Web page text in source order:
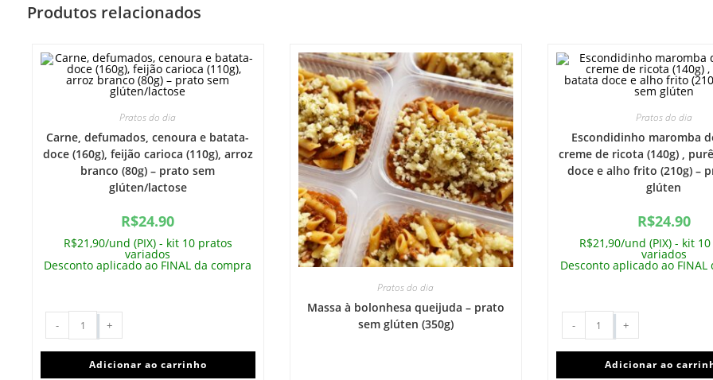
Produtos relacionados
Pratos do dia
Carne, defumados, cenoura e batata-
doce (160g), feijão carioca (110g), arroz
branco (80g) – prato sem
glúten/lactose
R$24.90
R$21,90/und (PIX) - kit 10 pratos
variados
Desconto aplicado ao FINAL da compra
- +
Adicionar ao carrinho
Pratos do dia
Massa à bolonhesa queijuda – prato
sem glúten (350g)
Pratos do dia
Escondidinho maromba
creme de ricota (140g) ,
doce e alho frito (210g) –
glúten
R$24.90
R$21,90/und (PIX) - kit
variados
Desconto aplicado ao FINAL
- +
Adicionar ao